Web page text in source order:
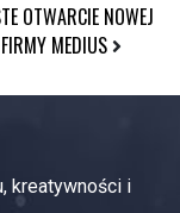
OTWARCIE NOWEJ
MEDIUS
kreatywności i